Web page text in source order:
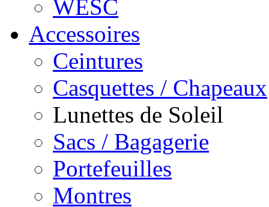
WESC
Accessoires
Ceintures
Casquettes / Chapeaux
Lunettes de Soleil
Sacs / Bagagerie
Portefeuilles
Montres